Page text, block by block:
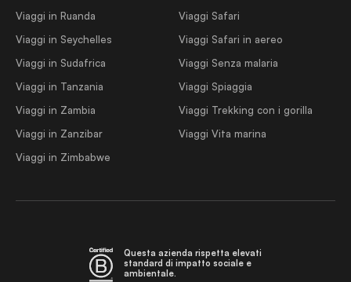
Viaggi in Ruanda
Viaggi in Seychelles
Viaggi in Sudafrica
Viaggi in Tanzania
Viaggi in Zambia
Viaggi in Zanzibar
Viaggi in Zimbabwe
Viaggi Safari
Viaggi Safari in aereo
Viaggi Senza malaria
Viaggi Spiaggia
Viaggi Trekking con i gorilla
Viaggi Vita marina
Questa azienda rispetta elevati
standard di impatto sociale e
ambientale.